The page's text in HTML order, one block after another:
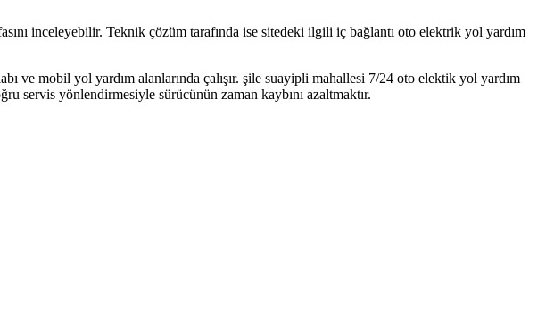
inceleyebilir. Teknik çözüm tarafında ise sitedeki ilgili iç bağlantı oto elektrik yol yardım
mobil yol yardım alanlarında çalışır. şile suayipli mahallesi 7/24 oto elektik yol yardım
servis yönlendirmesiyle sürücünün zaman kaybını azaltmaktır.